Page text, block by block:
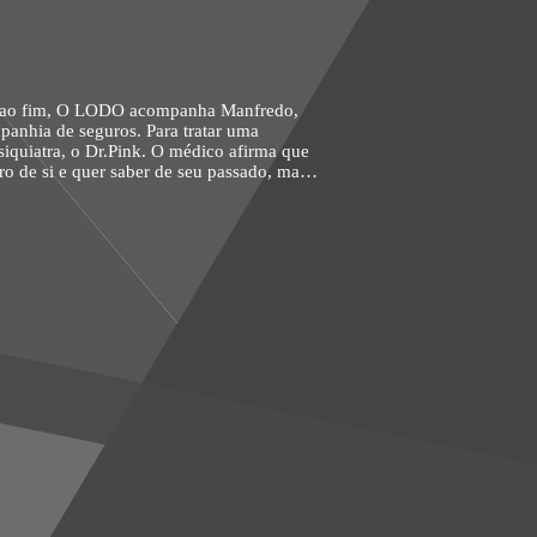
Manfredo,
de seguros. Para tratar uma
o Dr.Pink. O médico afirma que
de si e quer saber de seu passado, mas
Manfredo se irrita com a insistência
se livrar dele,
procura esquecer. O Dr. Pink passa a
se transforma num